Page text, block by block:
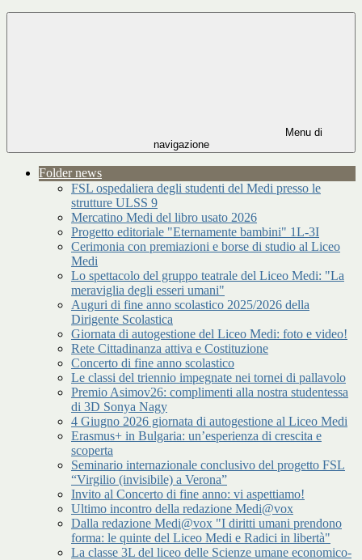
Menu di
navigazione
Folder news
FSL ospedaliera degli studenti del Medi presso le
strutture ULSS 9
Mercatino Medi del libro usato 2026
Progetto editoriale "Eternamente bambini" 1L-3I
Cerimonia con premiazioni e borse di studio al Liceo
Medi
Lo spettacolo del gruppo teatrale del Liceo Medi: "La
meraviglia degli esseri umani"
Auguri di fine anno scolastico 2025/2026 della
Dirigente Scolastica
Giornata di autogestione del Liceo Medi: foto e video!
Rete Cittadinanza attiva e Costituzione
Concerto di fine anno scolastico
Le classi del triennio impegnate nei tornei di pallavolo
Premio Asimov26: complimenti alla nostra studentessa
di 3D Sonya Nagy
4 Giugno 2026 giornata di autogestione al Liceo Medi
Erasmus+ in Bulgaria: un’esperienza di crescita e
scoperta
Seminario internazionale conclusivo del progetto FSL
“Virgilio (invisibile) a Verona”
Invito al Concerto di fine anno: vi aspettiamo!
Ultimo incontro della redazione Medi@vox
Dalla redazione Medi@vox "I diritti umani prendono
forma: le quinte del Liceo Medi e Radici in libertà"
La classe 3L del liceo delle Scienze umane economico-